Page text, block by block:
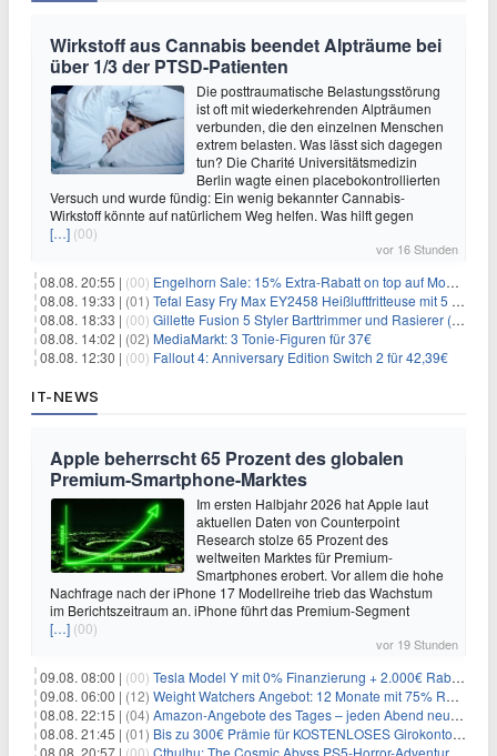
Wirkstoff aus Cannabis beendet Alpträume bei
über 1/3 der PTSD-Patienten
Die posttraumatische Belastungsstörung
ist oft mit wiederkehrenden Alpträumen
verbunden, die den einzelnen Menschen
extrem belasten. Was lässt sich dagegen
tun? Die Charité Universitätsmedizin
Berlin wagte einen placebokontrollierten
Versuch und wurde fündig: Ein wenig bekannter Cannabis-
Wirkstoff könnte auf natürlichem Weg helfen. Was hilft gegen
[…] (00)
vor 16 Stunden
08.08. 20:55 | (00) Engelhorn Sale: 15% Extra-Rabatt on top auf Mode- und Sport-Artikel
08.08. 19:33 | (01) Tefal Easy Fry Max EY2458 Heißluftfritteuse mit 5 Litern für 64,99€
08.08. 18:33 | (00) Gillette Fusion 5 Styler Barttrimmer und Rasierer (All in One) für 16€
08.08. 14:02 | (02) MediaMarkt: 3 Tonie-Figuren für 37€
08.08. 12:30 | (00) Fallout 4: Anniversary Edition Switch 2 für 42,39€
IT-NEWS
Apple beherrscht 65 Prozent des globalen
Premium-Smartphone-Marktes
Im ersten Halbjahr 2026 hat Apple laut
aktuellen Daten von Counterpoint
Research stolze 65 Prozent des
weltweiten Marktes für Premium-
Smartphones erobert. Vor allem die hohe
Nachfrage nach der iPhone 17 Modellreihe trieb das Wachstum
im Berichtszeitraum an. iPhone führt das Premium-Segment
[…] (00)
vor 19 Stunden
09.08. 08:00 | (00) Tesla Model Y mit 0% Finanzierung + 2.000€ Rabatt für 38.970€
09.08. 06:00 | (12) Weight Watchers Angebot: 12 Monate mit 75% Rabatt ab 6,25€/Monat
08.08. 22:15 | (04) Amazon-Angebote des Tages – jeden Abend neue Deals zum Stöbern
08.08. 21:45 | (01) Bis zu 300€ Prämie für KOSTENLOSES Girokonto bei der Santander – 50€ schon nach 1 Woche!